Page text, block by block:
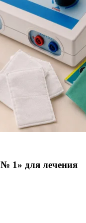
1» для лечения